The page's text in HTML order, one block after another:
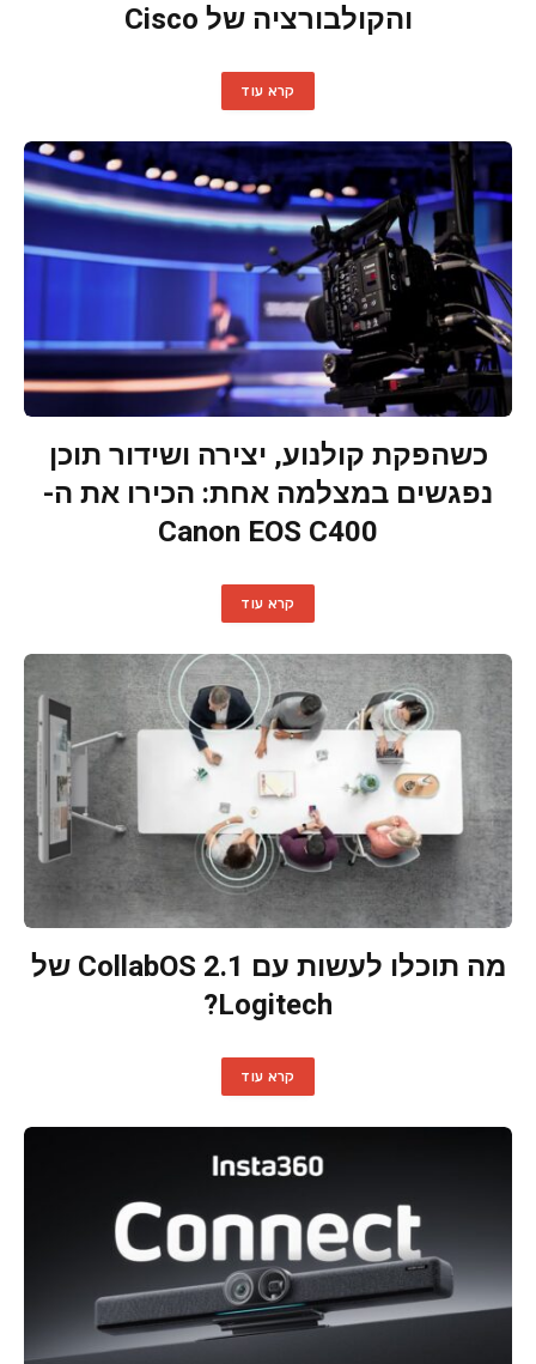
והקולבורציה של Cisco
קרא עוד
כשהפקת קולנוע, יצירה ושידור תוכן
נפגשים במצלמה אחת: הכירו את ה-
Canon EOS C400
קרא עוד
מה תוכלו לעשות עם CollabOS 2.1 של
Logitech?
קרא עוד